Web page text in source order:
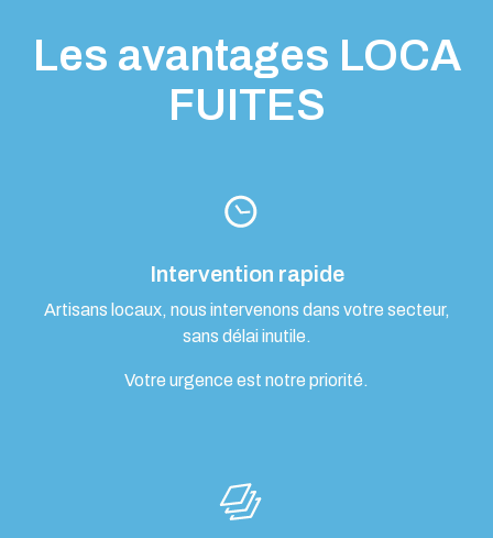
Les avantages LOCA
FUITES
Intervention rapide
Artisans locaux, nous intervenons dans votre secteur,
sans délai inutile.
Votre urgence est notre priorité.